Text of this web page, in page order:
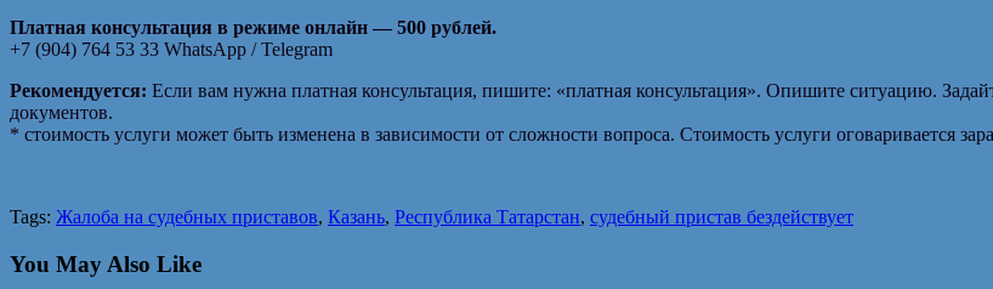
Платная консультация в режиме онлайн — 500 рублей.
+7 (904) 764 53 33 WhatsApp / Telegram
Рекомендуется: Если вам нужна платная консультация, пишите: «платная консультация». Опишите ситуацию.
документов.
* стоимость услуги может быть изменена в зависимости от сложности вопроса. Стоимость услуги оговаривается
Tags: Жалоба на судебных приставов, Казань, Республика Татарстан, судебный пристав бездействует
You May Also Like